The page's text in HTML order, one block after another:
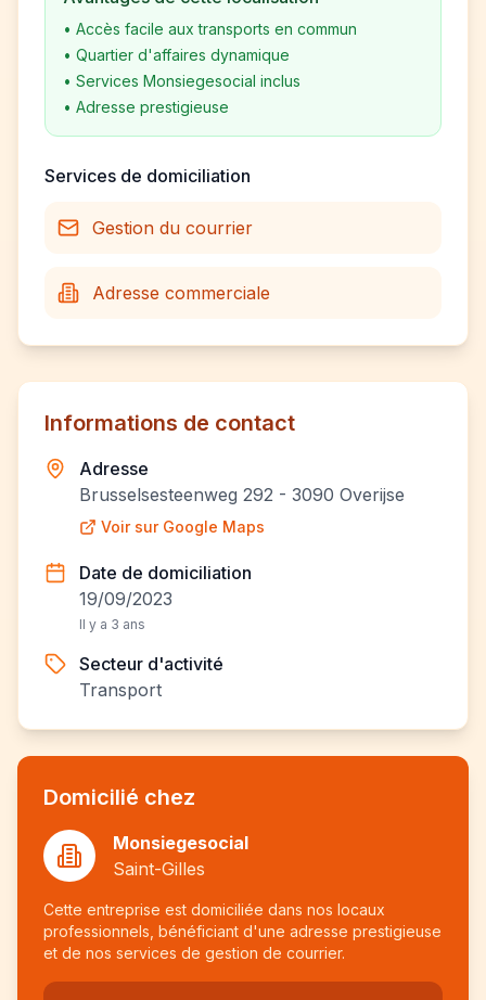
• Accès facile aux transports en commun
• Quartier d'affaires dynamique
• Services Monsiegesocial inclus
• Adresse prestigieuse
Services de domiciliation
Gestion du courrier
Adresse commerciale
Informations de contact
Adresse
Brusselsesteenweg 292 - 3090 Overijse
Voir sur Google Maps
Date de domiciliation
19/09/2023
Il y a 3 ans
Secteur d'activité
Transport
Domicilié chez
Monsiegesocial
Saint-Gilles
Cette entreprise est domiciliée dans nos locaux
professionnels, bénéficiant d'une adresse prestigieuse
et de nos services de gestion de courrier.